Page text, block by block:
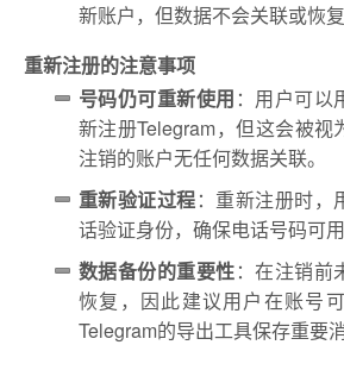
新账户，但数据不会关联或恢复
重新注册的注意事项
号码仍可重新使用 ：用户可以
新注册Telegram，但这会被视
注销的账户无任何数据关联。
重新验证过程：重新注册时，
话验证身份，确保电话号码可用
数据备份的重要性：在注销前
恢复，因此建议用户在账号
Telegram的导出工具保存重要